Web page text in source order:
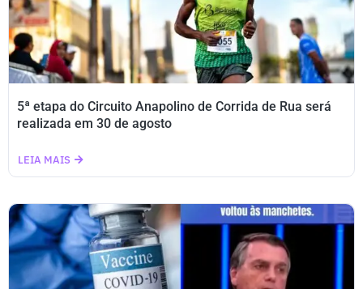
5ª etapa do Circuito Anapolino de Corrida de Rua será
realizada em 30 de agosto
LEIA MAIS